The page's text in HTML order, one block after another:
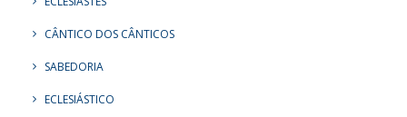
CÂNTICO DOS CÂNTICOS
SABEDORIA
ECLESIÁSTICO